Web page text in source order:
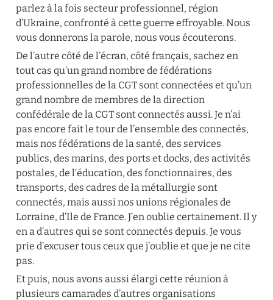
parlez à la fois secteur professionnel, région
d’Ukraine, confronté à cette guerre effroyable. Nous
vous donnerons la parole, nous vous écouterons.
De l’autre côté de l’écran, côté français, sachez en
tout cas qu’un grand nombre de fédérations
professionnelles de la CGT sont connectées et qu’un
grand nombre de membres de la direction
confédérale de la CGT sont connectés aussi. Je n’ai
pas encore fait le tour de l’ensemble des connectés,
mais nos fédérations de la santé, des services
publics, des marins, des ports et docks, des activités
postales, de l’éducation, des fonctionnaires, des
transports, des cadres de la métallurgie sont
connectés, mais aussi nos unions régionales de
Lorraine, d’Ile de France. J’en oublie certainement. Il y
en a d’autres qui se sont connectés depuis. Je vous
prie d’excuser tous ceux que j’oublie et que je ne cite
pas.
Et puis, nous avons aussi élargi cette réunion à
plusieurs camarades d’autres organisations